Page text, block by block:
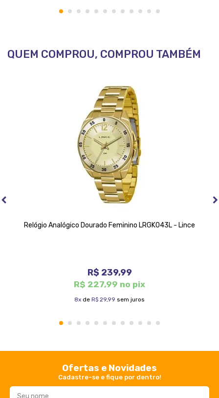
1 2 3 4 5 6 7 8 9 10 11 12
QUEM COMPROU, COMPROU TAMBÉM
Relógio Analógico Dourado Feminino LRGK043L - Lince
R$ 239,99
R$ 227,99 no pix
8x de R$ 29,99 sem juros
1 2 3 4 5 6 7 8 9 10 11 12
Ofertas e Novidades
Cadastre-se e fique por dentro!